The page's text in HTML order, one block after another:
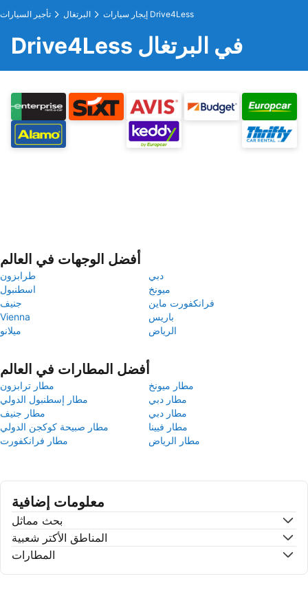
تأجير السيارات البرتغال إيجار سيارات Drive4Less
Drive4Less في البرتغال
أفضل الوجهات في العالم
طرابزون
دبي
اسطنبول
ميونخ
جنيف
فرانكفورت ماين
Vienna
باريس
ميلانو
الرياض
أفضل المطارات في العالم
مطار ترابزون
مطار ميونخ
مطار إسطنبول الدولي
مطار دبي
مطار جنيف
مطار دبي
مطار صبيحة كوكجن الدولي
مطار فيينا
مطار فرانكفورت
مطار الرياض
معلومات إضافية
بحث مماثل
المناطق الأكتر شعبية
المطارات